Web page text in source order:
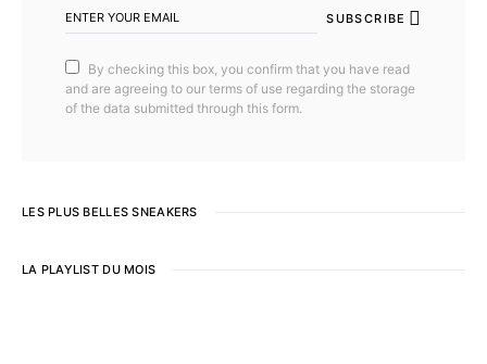
SUBSCRIBE
By checking this box, you confirm that you have read
and are agreeing to our terms of use regarding the storage
of the data submitted through this form.
LES PLUS BELLES SNEAKERS
LA PLAYLIST DU MOIS